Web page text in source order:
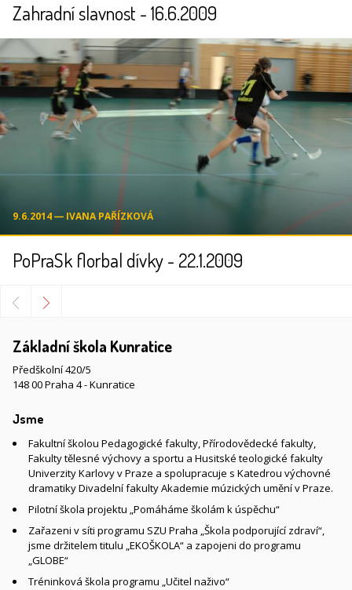
Zahradní slavnost - 16.6.2009
9.6.2014 ― IVANA PAŘÍZKOVÁ
PoPraSk florbal dívky - 22.1.2009
Základní škola Kunratice
Předškolní 420/5
148 00 Praha 4 - Kunratice
Jsme
Fakultní školou Pedagogické fakulty, Přírodovědecké fakulty,
Fakulty tělesné výchovy a sportu a Husitské teologické fakulty
Univerzity Karlovy v Praze a spolupracuje s Katedrou výchovné
dramatiky Divadelní fakulty Akademie múzických umění v Praze.
Pilotní škola projektu „Pomáháme školám k úspěchu“
Zařazeni v síti programu SZU Praha „Škola podporující zdraví“,
jsme držitelem titulu „EKOŠKOLA“ a zapojeni do programu
„GLOBE“
Tréninková škola programu „Učitel naživo“